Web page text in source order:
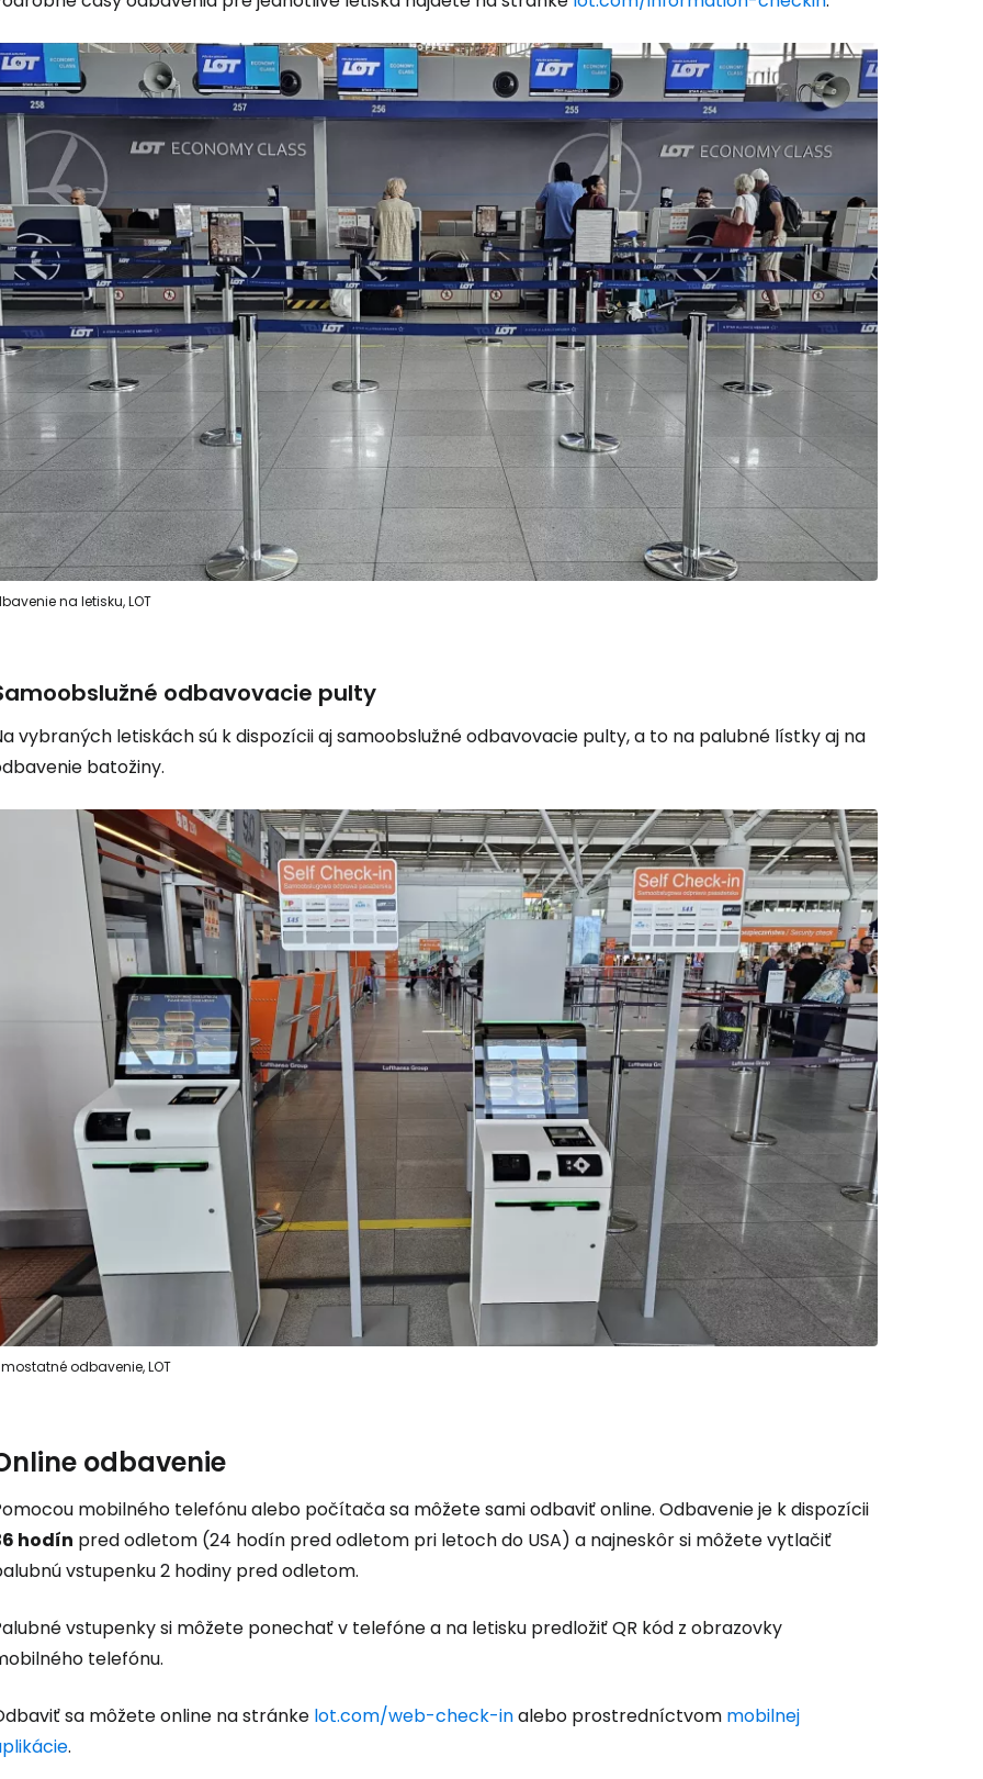
na letisku, LOT
odbavovacie pulty
vybraných letiskách sú k dispozícii aj samoobslužné odbavovacie pulty, a to na palubné lístky aj na
batožiny.
odbavenie, LOT
odbavenie
mobilného telefónu alebo počítača sa môžete sami odbaviť online. Odbavenie je k dispozícii
hodín pred odletom (24 hodín pred odletom pri letoch do USA) a najneskôr si môžete vytlačiť
vstupenku 2 hodiny pred odletom.
vstupenky si môžete ponechať v telefóne a na letisku predložiť QR kód z obrazovky
telefónu.
sa môžete online na stránke lot.com/web-check-inalebo prostredníctvom mobilnej
.
Cestee
Pokračovať so službou Google
Pokračovať na Facebooku
Pokračovať s e-mailom